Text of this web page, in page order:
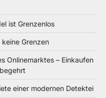
ist Grenzenlos
Grenzen
Onlinemarktes – Einkaufen
einer modernen Detektei